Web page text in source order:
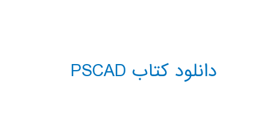
دانلود کتاب PSCAD